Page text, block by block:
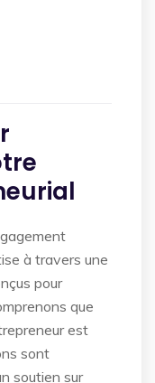
à travers une
pour
que
est
sont
soutien sur